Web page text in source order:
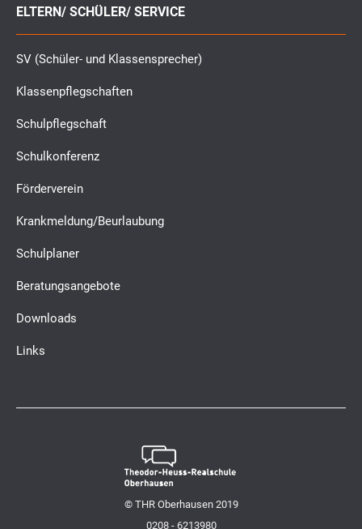
ELTERN/ SCHÜLER/ SERVICE
SV (Schüler- und Klassensprecher)
Klassenpflegschaften
Schulpflegschaft
Schulkonferenz
Förderverein
Krankmeldung/Beurlaubung
Schulplaner
Beratungsangebote
Downloads
Links
© THR Oberhausen 2019
0208 - 6213980